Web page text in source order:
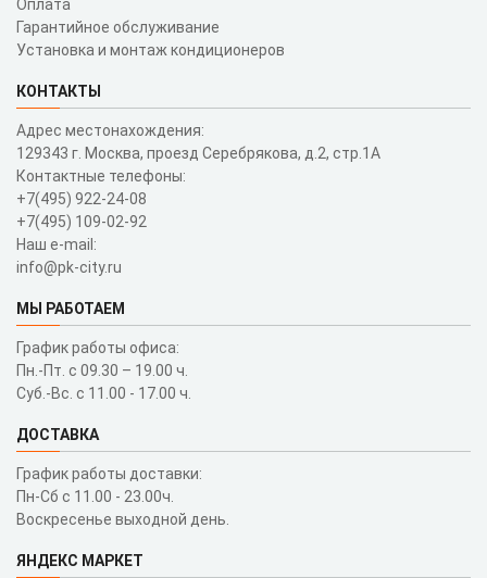
Оплата
Гарантийное обслуживание
Установка и монтаж кондиционеров
КОНТАКТЫ
Адрес местонахождения:
129343 г. Москва, проезд Серебрякова, д.2, стр.1A
Контактные телефоны:
+7(495) 922-24-08
+7(495) 109-02-92
Наш e-mail:
info@pk-city.ru
МЫ РАБОТАЕМ
График работы офиса:
Пн.-Пт. с 09.30 – 19.00 ч.
Суб.-Вс. с 11.00 - 17.00 ч.
ДОСТАВКА
График работы доставки:
Пн-Сб с 11.00 - 23.00ч.
Воскресенье выходной день.
ЯНДЕКС МАРКЕТ